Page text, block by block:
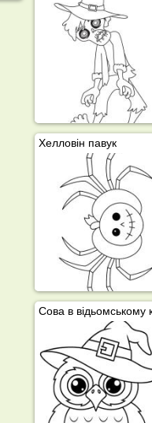
Хелловін павук